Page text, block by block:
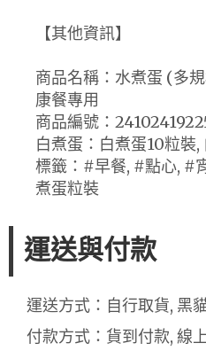
【其他資訊】
商品名稱：水煮蛋 (多
康餐專用
商品編號：
白煮蛋：白煮蛋10粒
標籤：#早餐, #點心, #
煮蛋粒裝
運送與付款
運送方式：自行取貨, 黑
付款方式：貨到付款, 線